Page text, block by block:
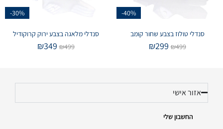
-40%
סנדלי טולוז בצבע שחור קומב
₪499
₪299
-30%
סנדלי מלאגה בצבע ירוק קרוקודיל
₪499
₪349
אזור אישי
החשבון שלי